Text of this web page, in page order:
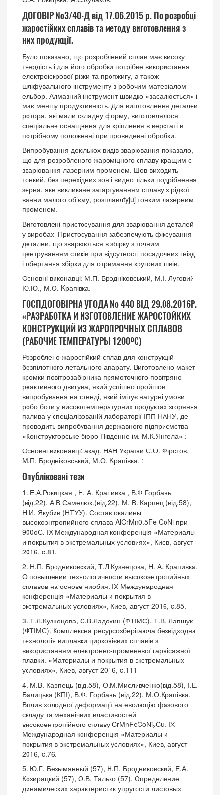
ДОГОВІР №3/40-Д від 17.06.2015 р. По розробці
жаростійких сплавів та методу виготовлення з
них продукції.
Було показано, що розроблений сплав має високу
твердість і для його обробки потрібне використання
електроіскрової різки та пропжигу, а також
шліфувального інструменту з робочим матеріалом
ельбор. Алмазний інструмент швидко «засалюється» і
має меншу продуктивність. Для виготовлення деталей
ротора, які мали складну форму, виготовлялося
спеціальне оснащення для кріплення в верстаті в
потрібному положенні при проведенні обробки.
Випробування декількох видів зварювання показало,
що для розробленого жароміцного сплаву кращим є
зварювання лазерним променем. Шов виходить
тонкий, без перехідних зон і видно тільки подрібнення
зерна, яке викликане загартуванням сплаву з рідкої
ванни малого об’єму, розплавлtyjuj тонким лазерним
променем.
Виготовлені пристосування для зварювання деталей
у виробах. Пристосування забезпечують фіксування
деталей, що зварюються в збірку з точним
центруванням стиків при відсутності посадочних гнізд
і обертання збірки для отримання кругових швів.
Основні виконавці: М.П. Бродніковський, М.І. Луговий
Ю.Ю., М.О. Kрапівка.
ГОСПДОГОВІРНА УГОДА № 440 ВІД 29.08.2016Р.
«РАЗРАБОТКА И ИЗГОТОВЛЕНИЕ ЖАРОСТОЙКИХ
КОНСТРУКЦИЙ ИЗ ЖАРОПРОЧНЫХ СПЛАВОВ
(РАБОЧИЕ ТЕМПЕРАТУРЫ 1200ºС)
Розроблено жаростійкий сплав для конструкцій
безпілотного летального апарату. Виготовлено макет
кромки повітрозабірника прямоточного повітряно
реактивного двигуна, який успішно пройшов
випробування на стенді, який імітує натурні умови
робо боти у високотемпературних продуктах згоряння
палива у спеціалізованій лабораторії ІПП НАНУ, де
проводить випробування державного підприємства
«Конструкторське бюро Південне ім. М.К.Янгела» :
Основні виконавці: акад. НАН України С.О. Фірстов,
М.П. Бродніковський, М.О. Kрапівка. :
Опубліковані тези
1. Е.А.Рокицкая , Н. А. Крапивка , В.Ф Горбань
(від.22), А.В Самелюк.(від.22), М. В. Карпец (від.58),
Н.И. Якубив (НТУУ). Состав окалины
высокоэнтропийного сплава AlCrMn0.5Fe CoNi при
900оС. ІХ Международная конференція «Материалы
и покрытия в экстремальных условиях», Киев, август
2016, c.81.
2. Н.П. Бродниковский, Т.Л.Кузнецова, Н. А. Крапивка.
О повышении технологичности высокоэнтропийных
сплавов на основе ниобия. ІХ Международная
конференція «Материалы и покрытия в
экстремальных условиях», Киев, август 2016, c.85.
3. Т.Л.Кузнецова, С.В.Ладохин (ФТІМС), Т.В. Лапшук
(ФТІМС). Комплексна ресурсозберігаюча безвідходна
технологія виплавки цирконієвих сплавів з
використанням електронно-променевої гарнісажної
плавки. «Материалы и покрытия в экстремальных
условиях», Киев, август 2016, c.111.
4. М.В. Карпець (від.58), О.М.Мисливченко(від.58), І.Е.
Балицька (КПІ), В.Ф. Горбань (від.22), М.О.Крапівка.
Вплив холодної деформації на еволюцію фазового
складу та механічних властивостей
високоентропійного сплаву CrMnFeCoNi2Cu. ІХ
Международная конференція «Материалы и
покрытия в экстремальных условиях», Киев, август
2016, c.76.
5. Ю.Г. Безымянный (57), Н.П. Бродниковский, Е.А.
Козирацкий (57), О.В. Талько (57). Определение
динамических характеристик упругости листовых